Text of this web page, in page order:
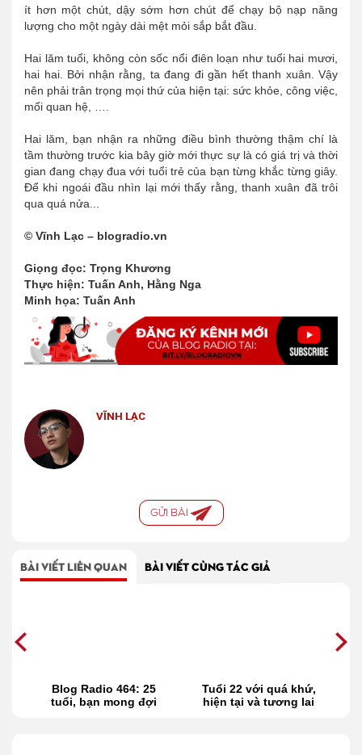
ít hơn một chút, dậy sớm hơn chút để chạy bộ nạp năng
lượng cho một ngày dài mệt mỏi sắp bắt đầu.
Hai lăm tuổi, không còn sốc nổi điên loạn như tuổi hai mươi,
hai hai. Bởi nhận rằng, ta đang đi gần hết thanh xuân. Vậy
nên phải trân trọng mọi thứ của hiện tại: sức khỏe, công việc,
mối quan hệ, ….
Hai lăm, bạn nhận ra những điều bình thường thậm chí là
tầm thường trước kia bây giờ mới thực sự là có giá trị và thời
gian đang chạy đua với tuổi trẻ của bạn từng khắc từng giây.
Để khi ngoái đầu nhìn lại mới thấy rằng, thanh xuân đã trôi
qua quá nửa...
© Vĩnh Lạc – blogradio.vn
Giọng đọc: Trọng Khương
Thực hiện: Tuấn Anh, Hằng Nga
Minh họa: Tuấn Anh
VĨNH LẠC
GỬI BÀI
BÀI VIẾT LIÊN QUAN BÀI VIẾT CÙNG TÁC GIẢ
Blog Radio 464: 25
tuổi, bạn mong đợi
Tuổi 22 với quá khứ,
hiện tại và tương lai